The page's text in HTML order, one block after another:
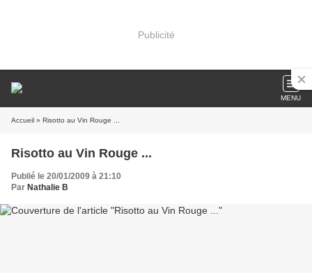
Publicité
MENU
Accueil » Risotto au Vin Rouge ...
Risotto au Vin Rouge ...
Publié le 20/01/2009 à 21:10
Par Nathalie B